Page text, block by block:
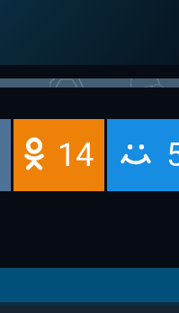
14